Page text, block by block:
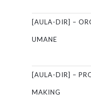
[AULA-DIR] –
UMANE
[AULA-DIR] –
MAKING